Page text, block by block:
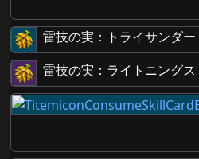
雷技の実：トライサンダー
雷技の実：ライトニングス